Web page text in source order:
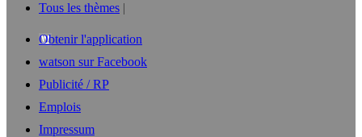
Tous les thèmes
Obtenir l'application
watson sur Facebook
Publicité / RP
Emplois
Impressum